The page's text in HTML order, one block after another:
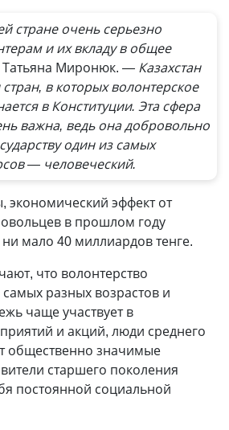
стране очень серьезно
и их вкладу в общее
Татьяна Миронюк. — Казахстан
в которых волонтерское
в Конституции. Эта сфера
важна, ведь она добровольно
один из самых
— человеческий.
экономический эффект от
в прошлом году
мало 40 миллиардов тенге.
что волонтерство
разных возрастов и
чаще участвует в
и акций, люди среднего
общественно значимые
старшего поколения
постоянной социальной